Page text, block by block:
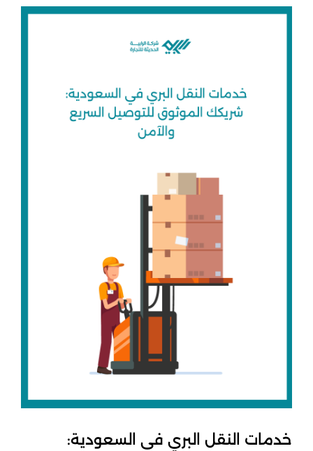
خدمات النقل البري في السعودية: